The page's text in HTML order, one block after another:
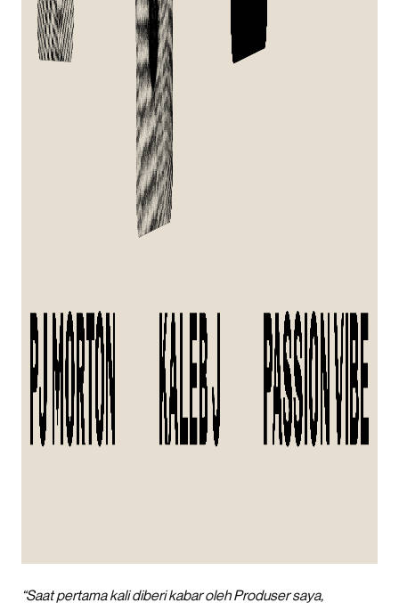
“Saat pertama kali diberi kabar oleh Produser saya,